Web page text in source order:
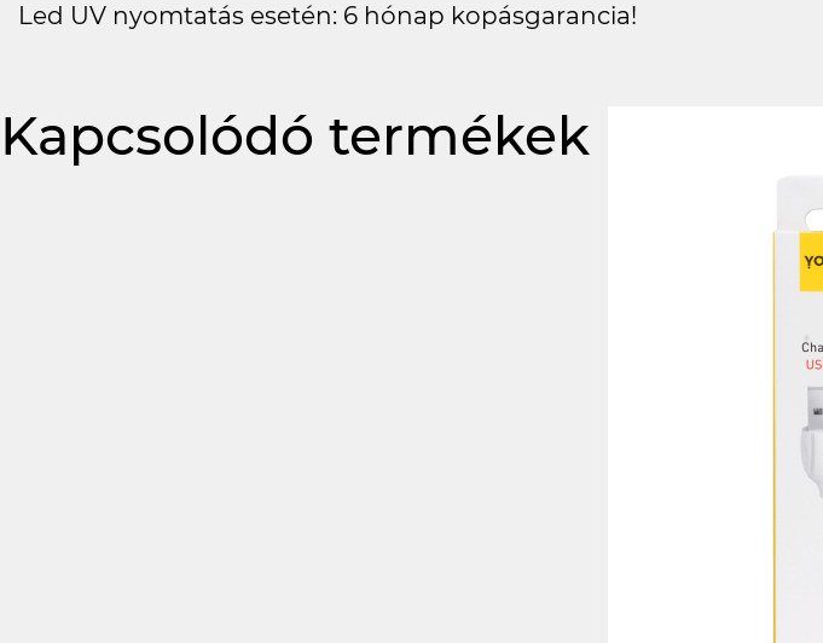
Led UV nyomtatás esetén: 6 hónap kopásgarancia!
Kapcsolódó termékek